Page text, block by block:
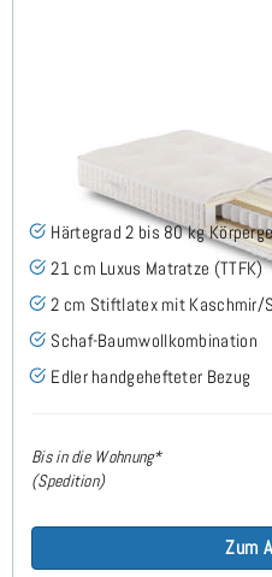
ARMIN H2 TTFK
Härtegrad 2 bis 80 kg
21 cm Luxus Matratze (TTFK)
2 cm Stiftlatex mit Kaschmir/
Schaf-Baumwollkombination
Edler handgehefteter Bezug
Bis in die Wohnung*
(Spedition)
Zum